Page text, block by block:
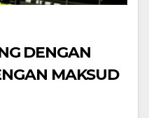
DENGAN
MAKSUD